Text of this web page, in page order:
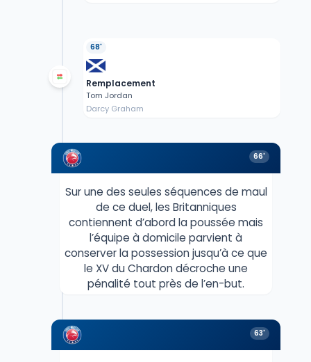
68'
Remplacement
Tom Jordan
Darcy Graham
66'
Sur une des seules séquences de maul
de ce duel, les Britanniques
contiennent d’abord la poussée mais
l’équipe à domicile parvient à
conserver la possession jusqu’à ce que
le XV du Chardon décroche une
pénalité tout près de l’en-but.
63'